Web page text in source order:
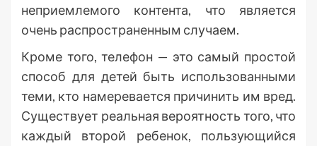
неприемлемого контента, что является
очень распространенным случаем.
Кроме того, телефон — это самый простой
способ для детей быть использованными
теми, кто намеревается причинить им вред.
Существует реальная вероятность того, что
каждый второй ребенок, пользующийся